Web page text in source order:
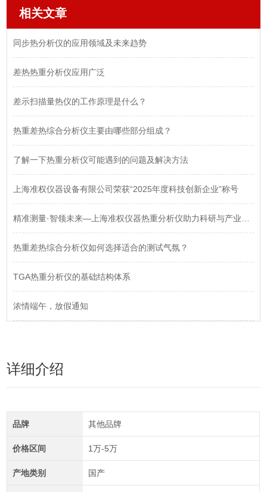
相关文章
同步热分析仪的应用领域及未来趋势
差热热重分析仪应用广泛
差示扫描量热仪的工作原理是什么？
热重差热综合分析仪主要由哪些部分组成？
了解一下热重分析仪可能遇到的问题及解决方法
上海准权仪器设备有限公司荣获“2025年度科技创新企业”称号
精准测量·智领未来—上海准权仪器热重分析仪助力科研与产业升级
热重差热综合分析仪如何选择适合的测试气氛？
TGA热重分析仪的基础结构体系
浓情端午，放假通知
详细介绍
品牌 其他品牌
价格区间 1万-5万
产地类别 国产